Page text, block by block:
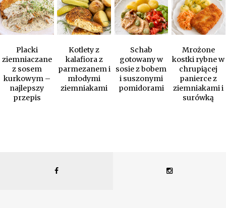
Placki
ziemniaczane
z sosem
kurkowym –
najlepszy
przepis
Kotlety z
kalafiora z
parmezanem i
młodymi
ziemniakami
Schab
gotowany w
sosie z bobem
i suszonymi
pomidorami
Mrożone
kostki rybne w
chrupiącej
panierce z
ziemniakami i
surówką